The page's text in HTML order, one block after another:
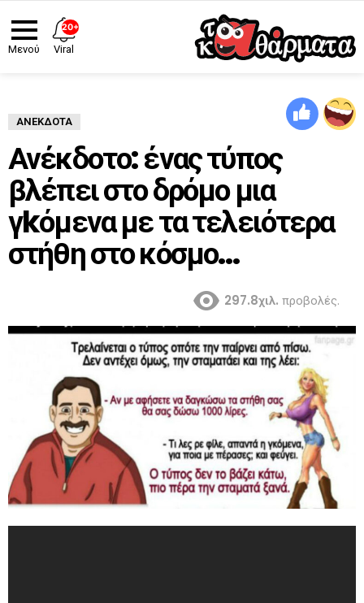
Μενού
ΑΝΈΚΔΟΤΑ
Ανέκδοτο: ένας τύπος
βλέπει στο δρόμο μια
γkόμενα με τα τελειότερα
στήθη στο κόσμο…
297.8χιλ. προβολές.
20+
Viral